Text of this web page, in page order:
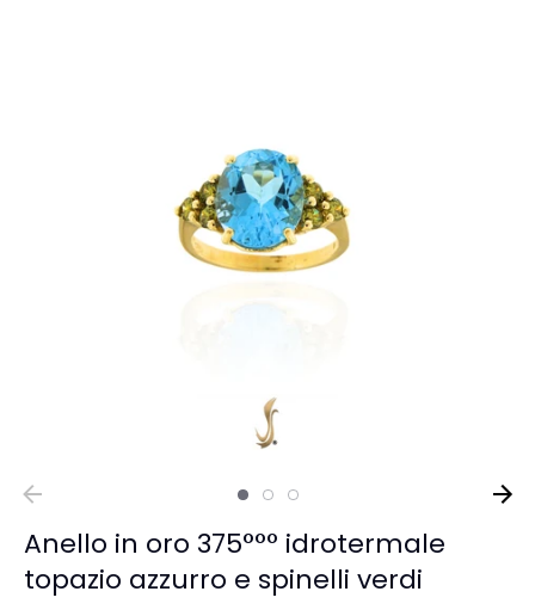
Anello in oro 375°°° idrotermale
topazio azzurro e spinelli verdi